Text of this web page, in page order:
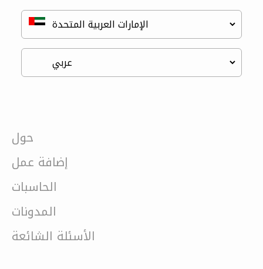
حول
إضافة عمل
الحاسبات
المدونات
الأسئلة الشائعة